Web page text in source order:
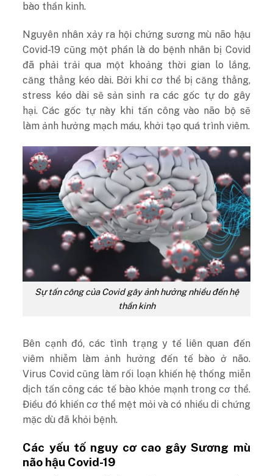
bào thần kinh.
Nguyên nhân xảy ra hội chứng sương mù não hậu
Covid-19 cũng một phần là do bệnh nhân bị Covid
đã phải trải qua một khoảng thời gian lo lắng,
căng thẳng kéo dài. Bởi khi cơ thể bị căng thẳng,
stress kéo dài sẽ sản sinh ra các gốc tự do gây
hại. Các gốc tự này khi tấn công vào não bộ sẽ
làm ảnh hưởng mạch máu, khởi tạo quá trình viêm.
Sự tấn công của Covid gây ảnh hưởng nhiều đến hệ
thần kinh
Bên cạnh đó, các tình trạng y tế liên quan đến
viêm nhiễm làm ảnh hưởng đến tế bào ở não.
Virus Covid cũng làm rối loạn khiến hệ thống miễn
dịch tấn công các tế bào khỏe mạnh trong cơ thể.
Điều đó khiến cơ thể mệt mỏi và có nhiều di chứng
mặc dù đã khỏi bệnh.
Các yếu tố nguy cơ cao gây Sương mù
não hậu Covid-19